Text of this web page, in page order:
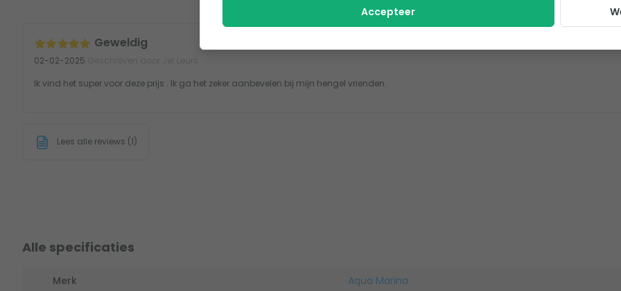
Geweldig
02-02-2025
Ik vind het super voor deze prijs . Ik ga het zeker aanbevelen bij mijn hengel vrienden.
Lees alle reviews (1)
Alle specificaties
Merk
Aqua Marina
Accepteer